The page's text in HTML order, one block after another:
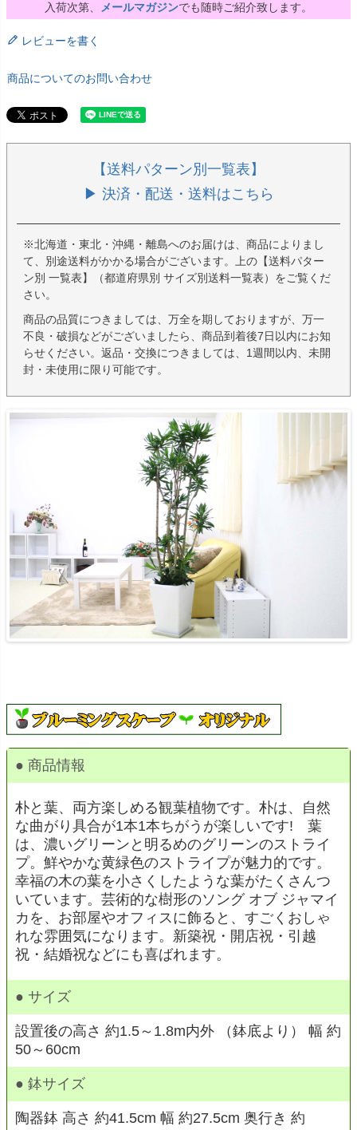
入荷次第、 メールマガジンでも随時ご紹介致します。
レビューを書く
商品についてのお問い合わせ
【送料パターン別一覧表】
▶ 決済・配送・送料はこちら
※北海道・東北・沖縄・離島へのお届けは、商品によりまし
て、別途送料がかかる場合がございます。上の【送料パター
ン別 一覧表】（都道府県別 サイズ別送料一覧表）をご覧くだ
さい。
商品の品質につきましては、万全を期しておりますが、万一
不良・破損などがございましたら、商品到着後7日以内にお知
らせください。返品・交換につきましては、1週間以内、未開
封・未使用に限り可能です。
● 商品情報
朴と葉、両方楽しめる観葉植物です。朴は、自然
な曲がり具合が1本1本ちがうが楽しいです! 葉
は、濃いグリーンと明るめのグリーンのストライ
プ。鮮やかな黄緑色のストライプが魅力的です。
幸福の木の葉を小さくしたような葉がたくさんつ
いています。芸術的な樹形のソング オブ ジャマイ
カを、お部屋やオフィスに飾ると、すごくおしゃ
れな雰囲気になります。新築祝・開店祝・引越
祝・結婚祝などにも喜ばれます。
● サイズ
設置後の高さ 約1.5～1.8m内外 （鉢底より） 幅 約
50～60cm
● 鉢サイズ
陶器鉢 高さ 約41.5cm 幅 約27.5cm 奥行き 約